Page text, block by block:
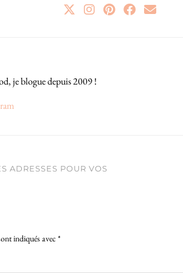
je blogue depuis 2009 !
ADRESSES POUR VOS
indiqués avec *